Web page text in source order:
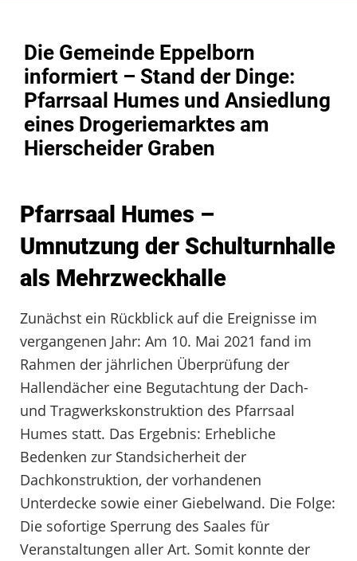
Die Gemeinde Eppelborn
informiert – Stand der Dinge:
Pfarrsaal Humes und Ansiedlung
eines Drogeriemarktes am
Hierscheider Graben
Pfarrsaal Humes –
Umnutzung der Schulturnhalle
als Mehrzweckhalle
Zunächst ein Rückblick auf die Ereignisse im
vergangenen Jahr: Am 10. Mai 2021 fand im
Rahmen der jährlichen Überprüfung der
Hallendächer eine Begutachtung der Dach-
und Tragwerkskonstruktion des Pfarrsaal
Humes statt. Das Ergebnis: Erhebliche
Bedenken zur Standsicherheit der
Dachkonstruktion, der vorhandenen
Unterdecke sowie einer Giebelwand. Die Folge:
Die sofortige Sperrung des Saales für
Veranstaltungen aller Art. Somit konnte der